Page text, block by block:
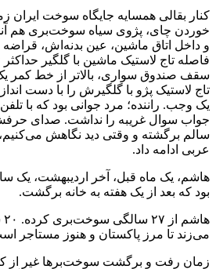
کنار بقالی همسایه جایگاه سوخت ایران
خوردن چای، پژوی سیاه سوخت‌بری هم
و داخل اتاق ماشین، عین بدنه‌اش،
سقف صندوق سواری، بالاتر از خط کمر
تاج لاستیک پژو با گلگیرش را با دست
یک وجب. راننده؛ مرد جوانی بود که با
جواب سوال غریبه را نداشت. صدای
سالم برگشته و وقتی دید نگاهش
عربی ادامه داد.
هاشم، یک ماه قبل، آخر اردیبهشت، یک
بود که بعد از یک هفته به خانه برگشت.
می‌زند تا مرز پاکستان و هنوز مستاجر
زمان رفت و برگشت سوخت‌بر‌ها غیر از